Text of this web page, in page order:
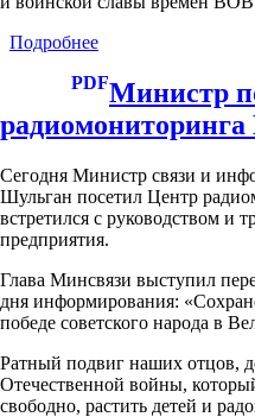
Подробнее
апреля
во
всех
Беларуси
прошел
республиканский
субботник
PDFМинистр
Сегодня Министр связи и
Шульган посетил Центр
встретился с руководством и
предприятия.
Глава Минсвязи выступил
дня информирования:
победе советского народа в
Ратный подвиг наших отцов,
Отечественной войны,
свободно, растить детей и